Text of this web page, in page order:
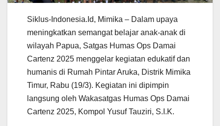
Siklus-Indonesia.Id, Mimika – Dalam upaya
meningkatkan semangat belajar anak-anak di
wilayah Papua, Satgas Humas Ops Damai
Cartenz 2025 menggelar kegiatan edukatif dan
humanis di Rumah Pintar Aruka, Distrik Mimika
Timur, Rabu (19/3). Kegiatan ini dipimpin
langsung oleh Wakasatgas Humas Ops Damai
Cartenz 2025, Kompol Yusuf Tauziri, S.I.K.